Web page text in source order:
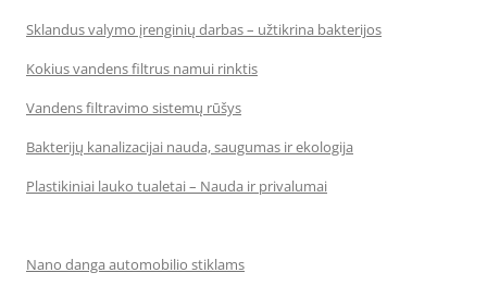
Sklandus valymo įrenginių darbas – užtikrina bakterijos
Kokius vandens filtrus namui rinktis
Vandens filtravimo sistemų rūšys
Bakterijų kanalizacijai nauda, saugumas ir ekologija
Plastikiniai lauko tualetai – Nauda ir privalumai
Nano danga automobilio stiklams